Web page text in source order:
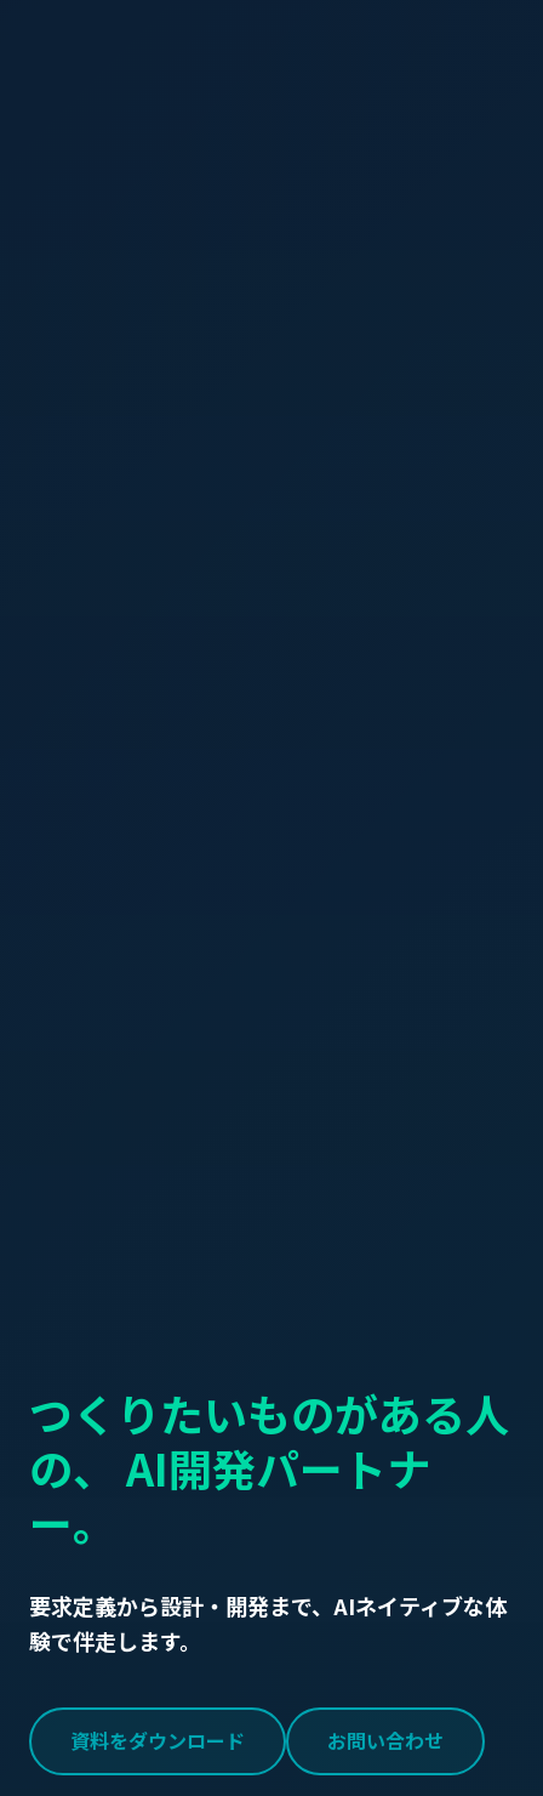
つくりたいものがある人
の、 AI開発パートナ
ー。
要求定義から設計・開発まで、AIネイティブな体
験で伴走します。
資料をダウンロード お問い合わせ